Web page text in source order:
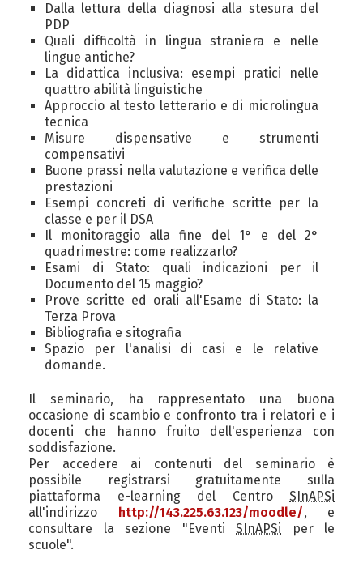
Dalla lettura della diagnosi alla stesura del
PDP
Quali difficoltà in lingua straniera e nelle
lingue antiche?
La didattica inclusiva: esempi pratici nelle
quattro abilità linguistiche
Approccio al testo letterario e di microlingua
tecnica
Misure dispensative e strumenti
compensativi
Buone prassi nella valutazione e verifica delle
prestazioni
Esempi concreti di verifiche scritte per la
classe e per il DSA
Il monitoraggio alla fine del 1° e del 2°
quadrimestre: come realizzarlo?
Esami di Stato: quali indicazioni per il
Documento del 15 maggio?
Prove scritte ed orali all'Esame di Stato: la
Terza Prova
Bibliografia e sitografia
Spazio per l'analisi di casi e le relative
domande.
Il seminario, ha rappresentato una buona
occasione di scambio e confronto tra i relatori e i
docenti che hanno fruito dell'esperienza con
soddisfazione.
Per accedere ai contenuti del seminario è
possibile registrarsi gratuitamente sulla
piattaforma e-learning del Centro SInAPSi
all'indirizzo
http://143.225.63.123/moodle/, e
consultare la sezione "Eventi SInAPSi per le
scuole".